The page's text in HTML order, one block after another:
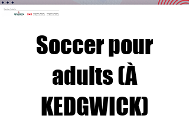
Soccer pour
adults (À
KEDGWICK)